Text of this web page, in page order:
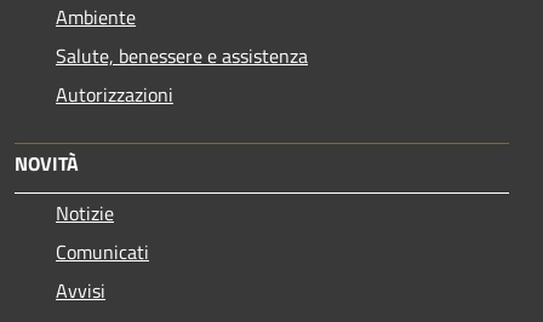
Ambiente
Salute, benessere e assistenza
Autorizzazioni
NOVITÀ
Notizie
Comunicati
Avvisi